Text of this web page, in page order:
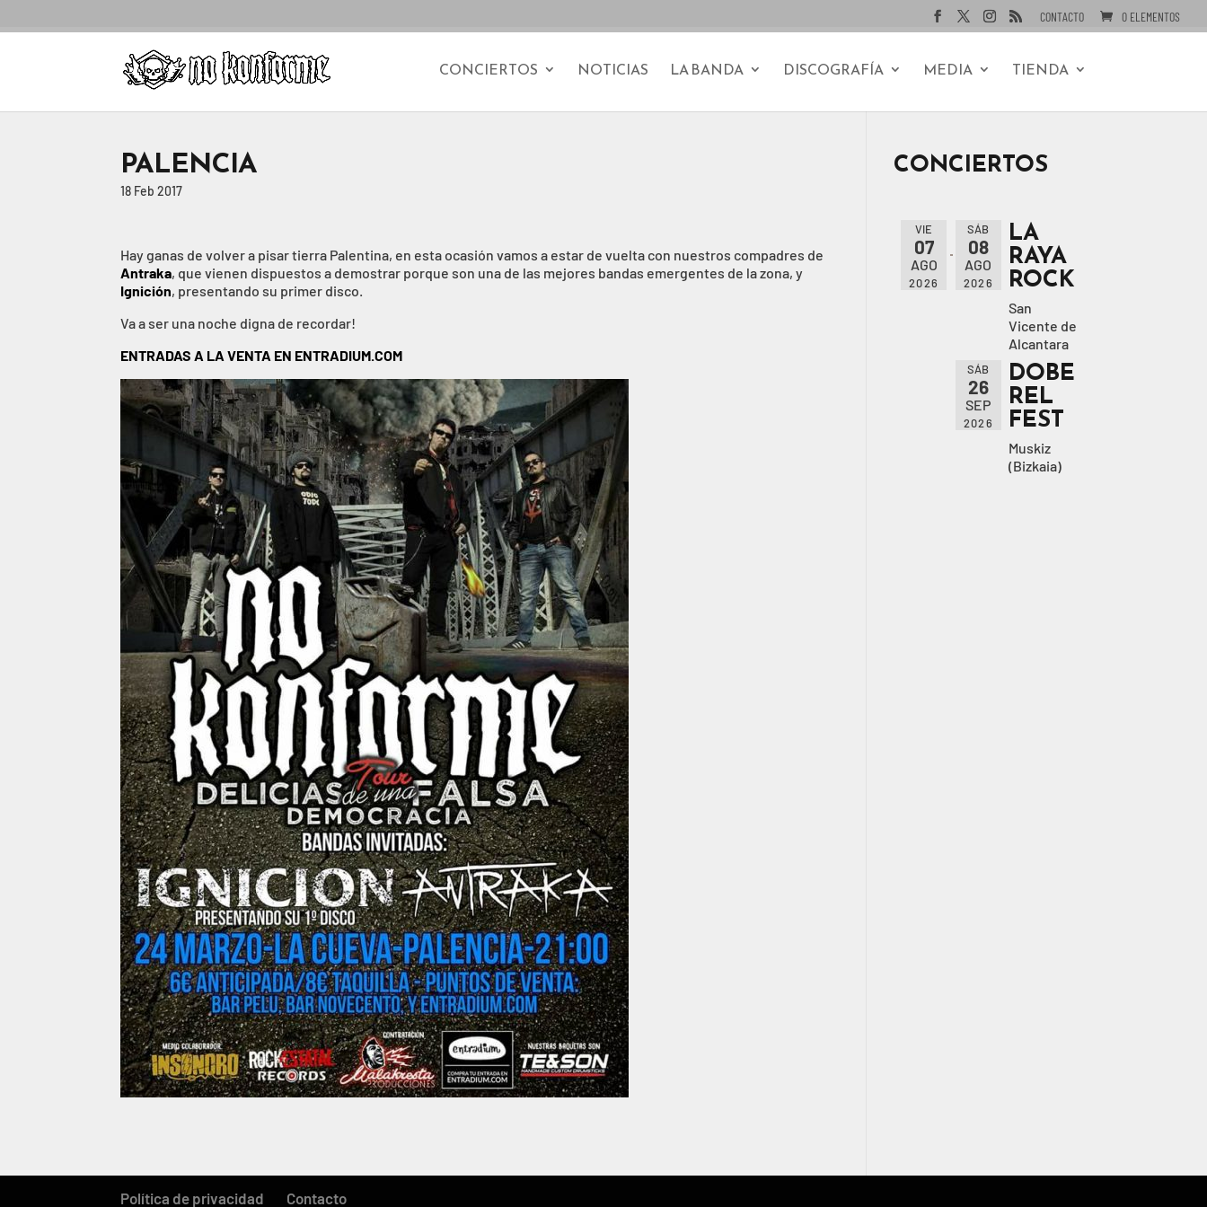
CONTACTO 0 ELEMENTOS
CONCIERTOS NOTICIAS LA BANDA DISCOGRAFÍA MEDIA TIENDA
PALENCIA
18 Feb 2017
Hay ganas de volver a pisar tierra Palentina, en esta ocasión vamos a estar de vuelta con nuestros compadres de
Antraka, que vienen dispuestos a demostrar porque son una de las mejores bandas emergentes de la zona, y
Ignición, presentando su primer disco.
Va a ser una noche digna de recordar!
ENTRADAS A LA VENTA EN ENTRADIUM.COM
CONCIERTOS
VIE
07
AGO
2026
SÁB
08
AGO
2026
LA
RAYA
ROCK
San
Vicente de
Alcantara
SÁB
26
SEP
2026
DOBE
REL
FEST
Muskiz
(Bizkaia)
Política de privacidad Contacto